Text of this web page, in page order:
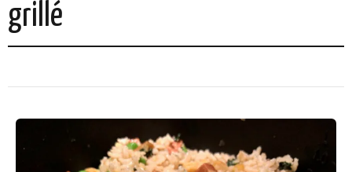
grillé